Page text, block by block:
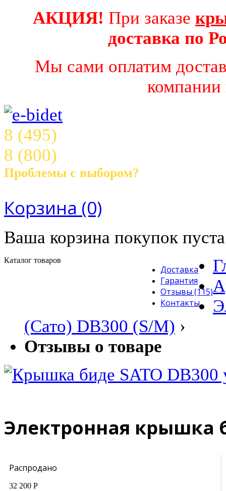
АКЦИЯ! При заказе
доставка по
Мы сами оплатим
компании
8 (495)
8 (800)
Проблемы с выбором?
Корзина (0)
Ваша корзина покупок
Каталог товаров
Доставка
Гарантия
Отзывы (115)
Контакты
(Сато) DB300 (S/M) ›
Отзывы о товаре
Электронная крышка
Распродано
32 200 Р